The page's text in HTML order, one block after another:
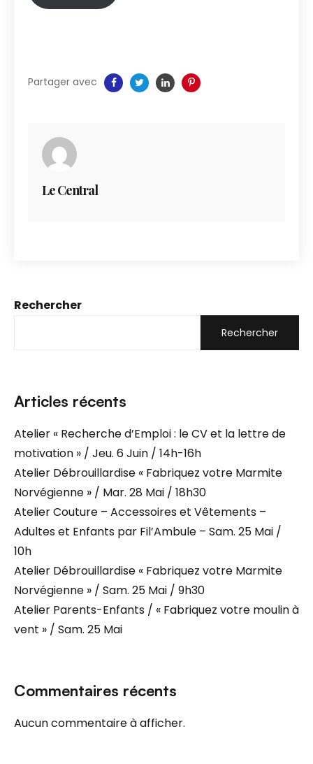
Rechercher
Rechercher
Articles récents
Atelier « Recherche d’Emploi : le CV et la lettre de
motivation » / Jeu. 6 Juin / 14h-16h
Atelier Débrouillardise « Fabriquez votre Marmite
Norvégienne » / Mar. 28 Mai / 18h30
Atelier Couture – Accessoires et Vêtements –
Adultes et Enfants par Fil’Ambule – Sam. 25 Mai /
10h
Atelier Débrouillardise « Fabriquez votre Marmite
Norvégienne » / Sam. 25 Mai / 9h30
Atelier Parents-Enfants / « Fabriquez votre moulin à
vent » / Sam. 25 Mai
Commentaires récents
Aucun commentaire à afficher.
Partager avec
Le Central